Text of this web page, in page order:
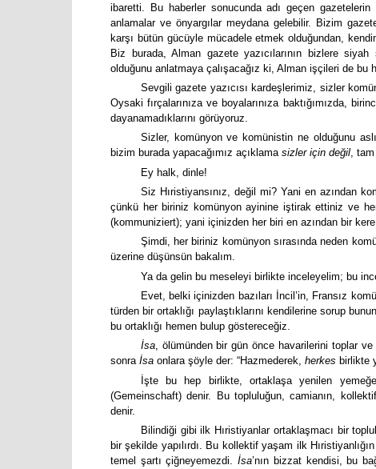
ibaretti. Bu haberler sonucunda adı geçen gazetelerin
anlamalar ve önyargılar meydana gelebilir. Bizim
karşı bütün gücüyle mücadele etmek olduğundan,
Biz burada, Alman gazete yazıcılarının bizlere
olduğunu anlatmaya çalışacağız ki, Alman işçileri de bu
Sevgili gazete yazıcısı kardeşlerimiz, sizler
Oysaki fırçalarınıza ve boyalarınıza baktığımızda,
dayanamadıklarını görüyoruz.
Sizler, komünyon ve komünistin ne olduğunu
bizim burada yapacağımız açıklama sizler için değil,
Ey halk, dinle!
Siz Hıristiyansınız, değil mi? Yani en azından
çünkü her biriniz komünyon ayinine iştirak ettiniz ve
(kommuniziert); yani içinizden her biri en azından bir
Şimdi, her biriniz komünyon sırasında neden
üzerine düşünsün bakalım.
Ya da gelin bu meseleyi birlikte inceleyelim; bu
Evet, belki içinizden bazıları İncil’in, Fransız
türden bir ortaklığı paylaştıklarını kendilerine sorup
bu ortaklığı hemen bulup göstereceğiz.
İsa, ölümünden bir gün önce havarilerini toplar
sonra İsa onlara şöyle der: “Hazmederek, herkes birlikte
İşte bu hep birlikte, ortaklaşa yenilen
(Gemeinschaft) denir. Bu topluluğun, camianın,
denir.
Bilindiği gibi ilk Hıristiyanlar ortaklaşmacı bir
bir şekilde yapılırdı. Bu kollektif yaşam ilk
temel şartı çiğneyemezdi.İsa’nın bizzat kendisi, bu